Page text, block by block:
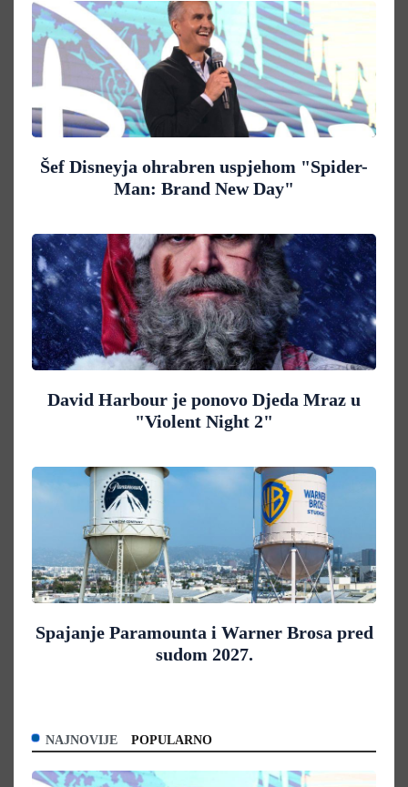
Šef Disneyja ohrabren uspjehom "Spider-
Man: Brand New Day"
David Harbour je ponovo Djeda Mraz u
"Violent Night 2"
Spajanje Paramounta i Warner Brosa pred
sudom 2027.
NAJNOVIJE POPULARNO